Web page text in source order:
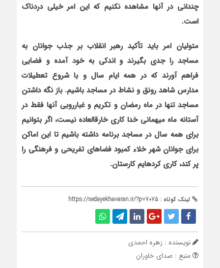
چندانی در آنها مشاهده نکنیم که این امر خیلی دردناک
است.
متولیان امر باید تأکید رهبر انقلاب بر جذب جوانان به
مساجد را جدی بگیرند و اندکی به خود آمده و فضایی
فراهم آورند که در همه ایام سال و با شروع تعطیلات
مدارس شاهد رونق و نشاط در مساجد باشیم. باز نگه داشتن
مساجد تنها در ماه رمضان و تکریم و غبارروبی آنها فقط در
آستانه ماه میهمانی خدا کاری خارق‏العاده نیست، اگر بتوانیم
برای همه سال در مساجد برنامه داشته باشیم تا این اماکن
برای جوانان شهر خلاء کمبود فضاهای تفریحی و فرهنگی را
پر کند، کاری کرده‏ایم کارستان.
لینک کوتاه : https://sedayekhavaran.ir/?p=7075
نویسنده : زهره احمدی
منبع : صدای خاوران